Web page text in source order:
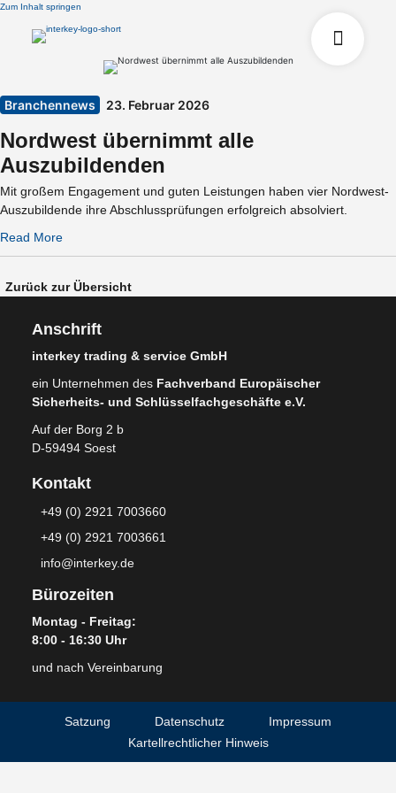
Zum Inhalt springen
Branchennews 23. Februar 2026
Nordwest übernimmt alle
Auszubildenden
Mit großem Engagement und guten Leistungen haben vier Nordwest-
Auszubildende ihre Abschlussprüfungen erfolgreich absolviert.
Read More
Zurück zur Übersicht
Anschrift
interkey trading & service GmbH
ein Unternehmen des Fachverband Europäischer
Sicherheits- und Schlüsselfachgeschäfte e.V.
Auf der Borg 2 b
D-59494 Soest
Kontakt
+49 (0) 2921 7003660
+49 (0) 2921 7003661
info@interkey.de
Bürozeiten
Montag - Freitag:
8:00 - 16:30 Uhr
und nach Vereinbarung
Satzung Datenschutz
Impressum
Kartellrechtlicher Hinweis